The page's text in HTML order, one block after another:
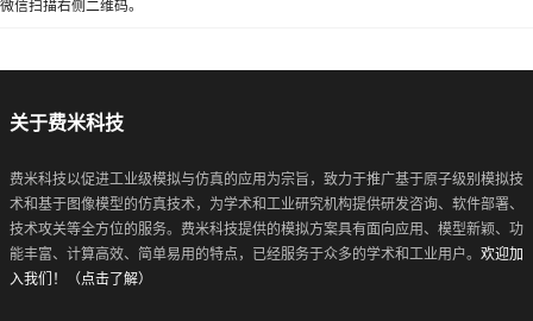
微信扫描右侧二维码。
关于费米科技
费米科技以促进工业级模拟与仿真的应用为宗旨，致力于推广基于原子级别模拟技
术和基于图像模型的仿真技术，为学术和工业研究机构提供研发咨询、软件部署、
技术攻关等全方位的服务。费米科技提供的模拟方案具有面向应用、模型新颖、功
能丰富、计算高效、简单易用的特点，已经服务于众多的学术和工业用户。 欢迎加
入我们！（点击了解）